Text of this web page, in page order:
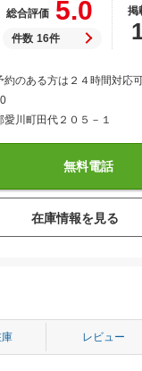
総合評価 5.0
件数 16件
掲
のある方は２４時間対応可
川町田代２０５－１
無料電話
庫 レビュー